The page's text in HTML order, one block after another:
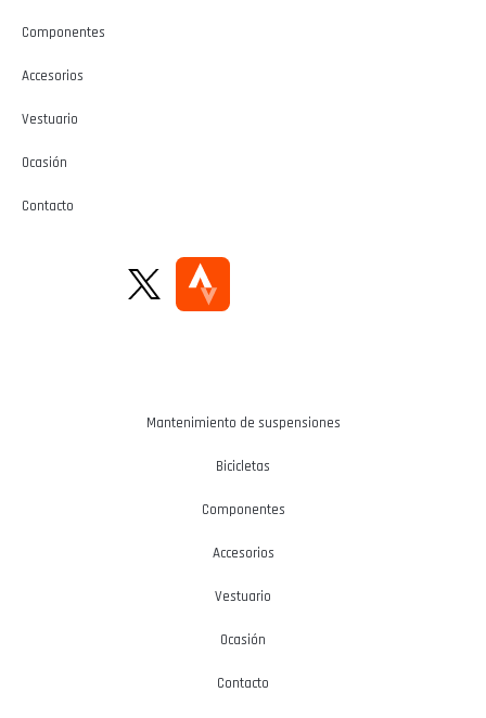
Componentes
Accesorios
Vestuario
Ocasión
Contacto
Mantenimiento de suspensiones
Bicicletas
Componentes
Accesorios
Vestuario
Ocasión
Contacto